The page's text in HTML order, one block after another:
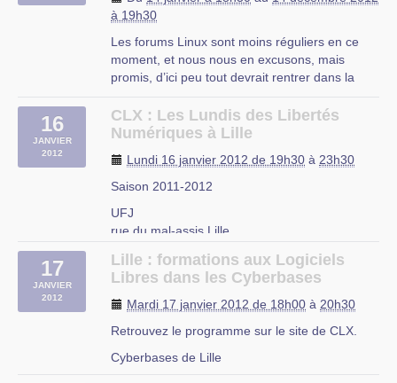
Maison Régionale de l’Environnement et des
23 rue Gosselet à Lille.
à 19h30
Les forums Linux sont moins réguliers en ce
moment, et nous nous en excusons, mais
promis, d’ici peu tout devrait rentrer dans la
plus régulier.
Mais ce ne sera pas encore pour cette
l’incapacité de vous (…)
16
JANVIER
2012
CLX : Les Lundis des Libertés
Numériques à Lille
Lundi 16 janvier 2012 de 19h30 à 23h30
Saison 2011-2012
UFJ
rue du mal-assis Lille
17
JANVIER
2012
Lille : formations aux Logiciels
Libres dans les Cyberbases
Mardi 17 janvier 2012 de 18h00 à 20h30
Retrouvez le programme sur le site de CLX.
Cyberbases de Lille